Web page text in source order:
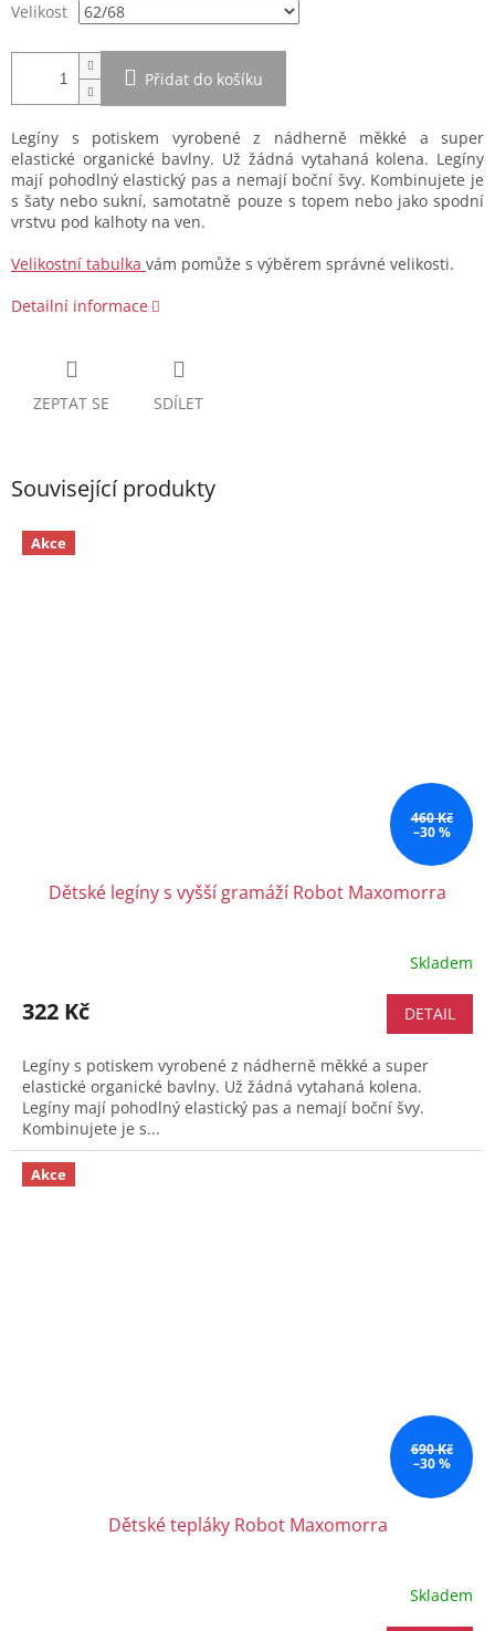
Velikost
Přidat do košíku
Legíny s potiskem vyrobené z nádherně měkké a super
elastické organické bavlny. Už žádná vytahaná kolena. Legíny
mají pohodlný elastický pas a nemají boční švy. Kombinujete je
s šaty nebo sukní, samotatně pouze s topem nebo jako spodní
vrstvu pod kalhoty na ven.
Velikostní tabulka vám pomůže s výběrem správné velikosti.
Detailní informace
ZEPTAT SE SDÍLET
Související produkty
Akce
460 Kč
–30 %
Dětské legíny s vyšší gramáží Robot Maxomorra
Skladem
322 Kč DETAIL
Legíny s potiskem vyrobené z nádherně měkké a super
elastické organické bavlny. Už žádná vytahaná kolena.
Legíny mají pohodlný elastický pas a nemají boční švy.
Kombinujete je s...
Akce
690 Kč
–30 %
Dětské tepláky Robot Maxomorra
Skladem